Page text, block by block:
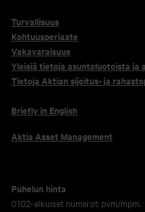
Turvallisuus
Kohtuusperiaate
Vakavaraisuus
Yleisiä tietoja asuntoluotoista
Tietoja Aktian sijoitus- ja
Briefly in English
Aktia Asset Management
Puhelun hinta
0102-alkuiset numerot: pvm/mpm.